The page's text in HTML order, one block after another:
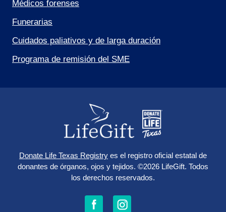
Médicos forenses
Funerarias
Cuidados paliativos y de larga duración
Programa de remisión del SME
Donate Life Texas Registry es el registro oficial estatal de
donantes de órganos, ojos y tejidos. ©2026 LifeGift. Todos
los derechos reservados.
Síganos
Síganos